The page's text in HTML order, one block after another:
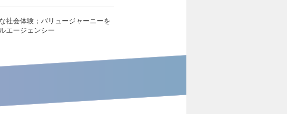
社会体験；バリュージャーニーを
エージェンシー